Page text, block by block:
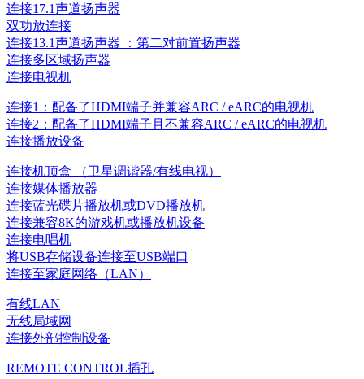
连接17.1声道扬声器
双功放连接
连接13.1声道扬声器 ：第二对前置扬声器
连接多区域扬声器
连接电视机
连接1：配备了HDMI端子并兼容ARC / eARC的电视机
连接2：配备了HDMI端子且不兼容ARC / eARC的电视机
连接播放设备
连接机顶盒 （卫星调谐器/有线电视）
连接媒体播放器
连接蓝光碟片播放机或DVD播放机
连接兼容8K的游戏机或播放机设备
连接电唱机
将USB存储设备连接至USB端口
连接至家庭网络（LAN）
有线LAN
无线局域网
连接外部控制设备
REMOTE CONTROL插孔